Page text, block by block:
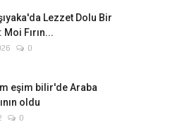
Lezzet Dolu Bir
Moi Fırın...
0
eşim bilir'de Araba
oldu
0